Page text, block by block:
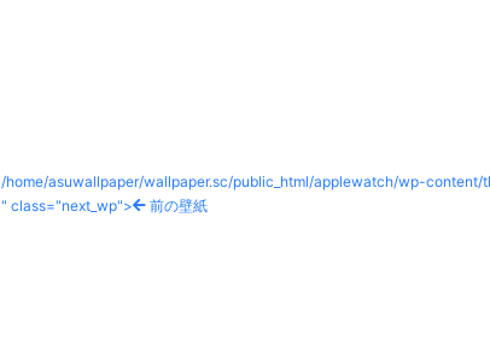
/home/asuwallpaper/wallpaper.sc/public_html/applewatch/wp-
" class="next_wp">
前の壁紙